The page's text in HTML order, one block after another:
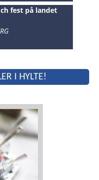
fest på landet
I HYLTE!